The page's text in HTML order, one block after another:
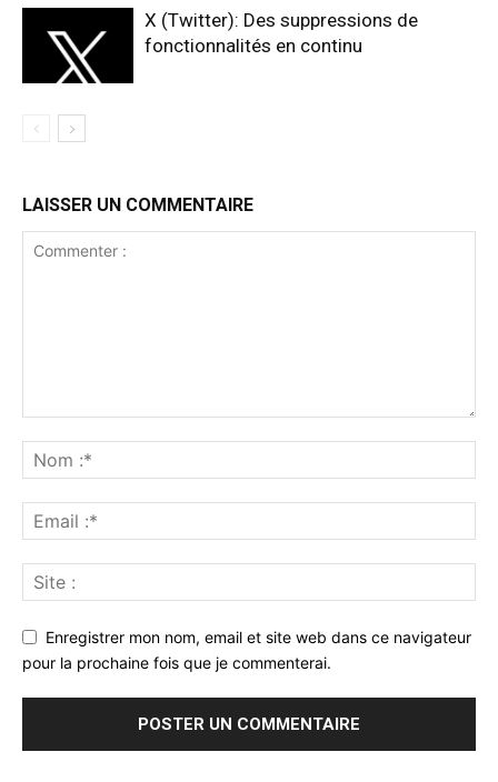
X (Twitter): Des suppressions de
fonctionnalités en continu
LAISSER UN COMMENTAIRE
Enregistrer mon nom, email et site web dans ce navigateur
pour la prochaine fois que je commenterai.